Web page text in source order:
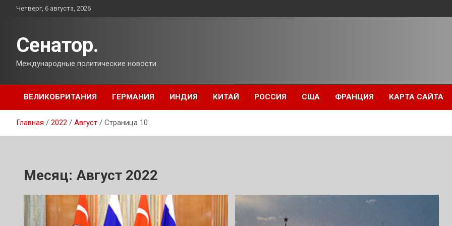
ПерейтиЧетверг, 6 августа, 2026
Сенатор.
Международные политические новости.
ВЕЛИКОБРИТАНИЯ ГЕРМАНИЯ ИНДИЯ КИТАЙ РОССИЯ США ФРАНЦИЯ КАРТА САЙТА
Главная 2022 Август Страница 10
Месяц: Август 2022